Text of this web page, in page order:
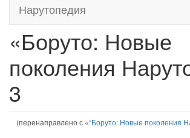
Нарутопедия
Перейти к:навигация,
«Боруто: Новые
поколения
3
(перенаправлено с «"Боруто: Новые поколения